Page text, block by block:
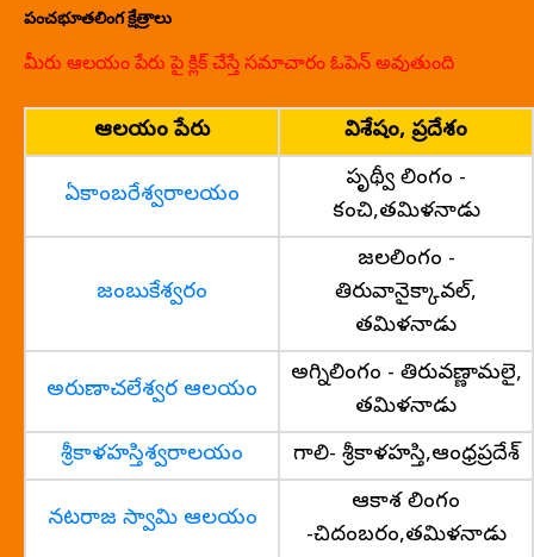
పంచభూతలింగ క్షేత్రాలు
మీరు ఆలయం పేరు పై క్లిక్ చేస్తే సమాచారం ఓపెన్ అవుతుంది
ఆలయం పేరు విశేషం, ప్రదేశం
ఏకాంబరేశ్వరాలయం
పృథ్వీ లింగం -
కంచి,తమిళనాడు
జంబుకేశ్వరం
జలలింగం -
తిరువానైక్కావల్,
తమిళనాడు
అరుణాచలేశ్వర ఆలయం
అగ్నిలింగం - తిరువణ్ణామలై,
తమిళనాడు
శ్రీకాళహస్తిశ్వరాలయం
గాలి- శ్రీకాళహస్తి,ఆంధ్రప్రదేశ్
నటరాజ స్వామి ఆలయం
ఆకాశ లింగం
-చిదంబరం,తమిళనాడు